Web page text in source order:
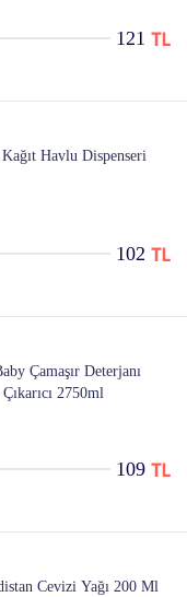
121
Havlu Dispenseri
102
Çamaşır Deterjanı
2750ml
109
Cevizi Yağı 200 Ml